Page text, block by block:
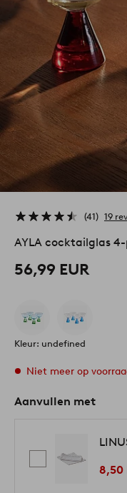
41 19
AYLA cocktailglas
56,99 EUR
Kleur: undefined
Niet meer op
Aanvullen met
8,50